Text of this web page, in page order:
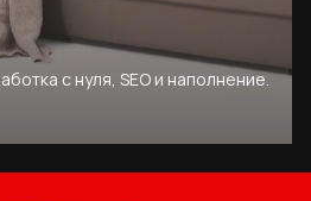
с нуля, SEO и наполнение.